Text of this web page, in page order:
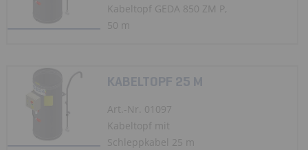
Kabeltopf GEDA 850 ZM P,
50 m
KABELTOPF 25 M
Art.-Nr. 01097
Kabeltopf mit
Schleppkabel 25 m